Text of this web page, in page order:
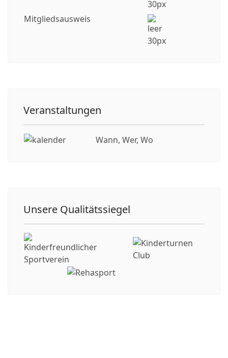
Mitgliedsausweis
Veranstaltungen
Wann, Wer, Wo
Unsere Qualitätssiegel